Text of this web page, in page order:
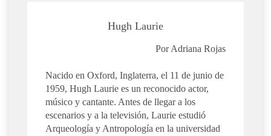
Hugh Laurie
Por Adriana Rojas
Nacido en Oxford, Inglaterra, el 11 de junio de
1959, Hugh Laurie es un reconocido actor,
músico y cantante. Antes de llegar a los
escenarios y a la televisión, Laurie estudió
Arqueología y Antropología en la universidad